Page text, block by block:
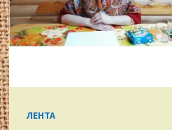
ЛЕНТА